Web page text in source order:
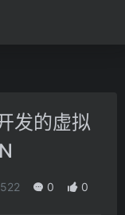
发的虚拟
522 0 0